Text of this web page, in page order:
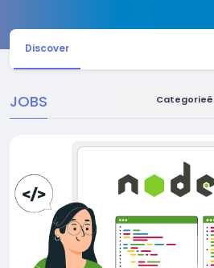
Discover
JOBS